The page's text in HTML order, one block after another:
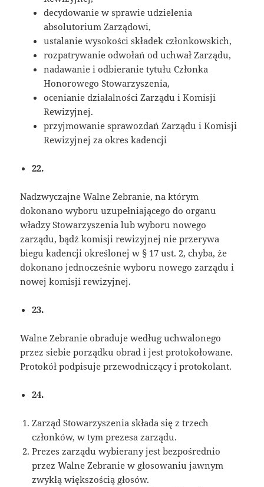
decydowanie w sprawie udzielenia
absolutorium Zarządowi,
ustalanie wysokości składek członkowskich,
rozpatrywanie odwołań od uchwał Zarządu,
nadawanie i odbieranie tytułu Członka
Honorowego Stowarzyszenia,
ocenianie działalności Zarządu i Komisji
Rewizyjnej.
przyjmowanie sprawozdań Zarządu i Komisji
Rewizyjnej za okres kadencji
22.
Nadzwyczajne Walne Zebranie, na którym
dokonano wyboru uzupełniającego do organu
władzy Stowarzyszenia lub wyboru nowego
zarządu, bądź komisji rewizyjnej nie przerywa
biegu kadencji określonej w § 17 ust. 2, chyba, że
dokonano jednocześnie wyboru nowego zarządu i
nowej komisji rewizyjnej.
23.
Walne Zebranie obraduje według uchwalonego
przez siebie porządku obrad i jest protokołowane.
Protokół podpisuje przewodniczący i protokolant.
24.
Zarząd Stowarzyszenia składa się z trzech
członków, w tym prezesa zarządu.
Prezes zarządu wybierany jest bezpośrednio
przez Walne Zebranie w głosowaniu jawnym
zwykłą większością głosów.